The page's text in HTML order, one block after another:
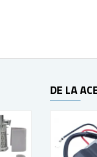
DE LA